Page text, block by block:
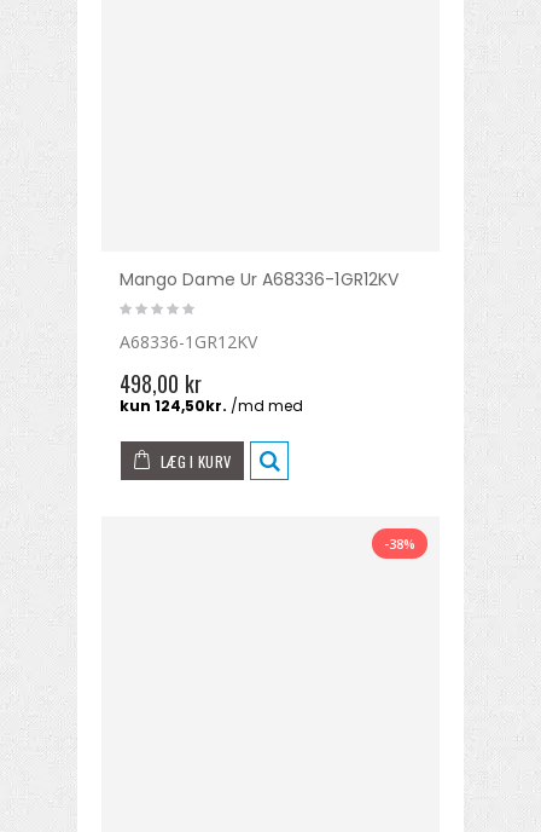
Mango Dame Ur A68336-1GR12KV
A68336-1GR12KV
498,00 kr
LÆG I KURV
-38%